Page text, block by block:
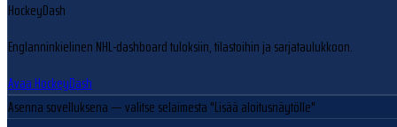
HockeyDash
Englanninkielinen NHL-dashboard tuloksiin, tilastoihin ja sarjataulukkoon.
Avaa HockeyDash
Asenna sovelluksena — valitse selaimesta "Lisää aloitusnäytölle"